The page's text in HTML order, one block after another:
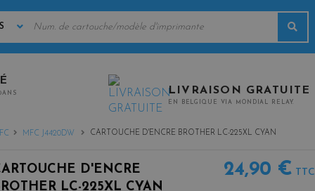
CLÉS
LIVRAISON GRATUITE
EN BELGIQUE VIA MONDIAL RELAY.
MFC J4420DW CARTOUCHE D'ENCRE BROTHER LC-225XL CYAN
D'ENCRE
LC-225XL CYAN
24,90 € TTC